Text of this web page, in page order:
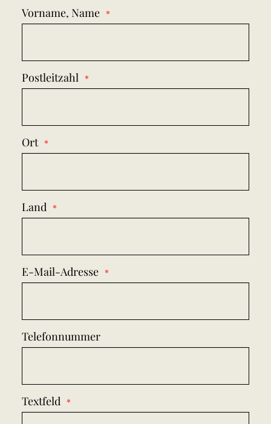
Vorname, Name
Postleitzahl
Ort
Land
E-Mail-Adresse
Telefonnummer
Textfeld